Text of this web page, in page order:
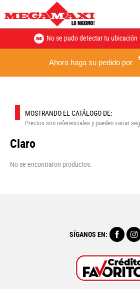
No se pudo detectar tu ubicación
Ahora haga su pedido por
MOSTRANDO EL CATÁLOGO DE:
Precios son referenciales y pueden variar
Claro
No se encontraron productos.
SÍGANOS EN: